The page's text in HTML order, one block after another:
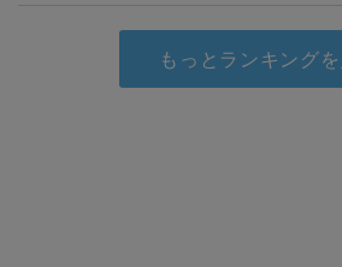
もっとランキング